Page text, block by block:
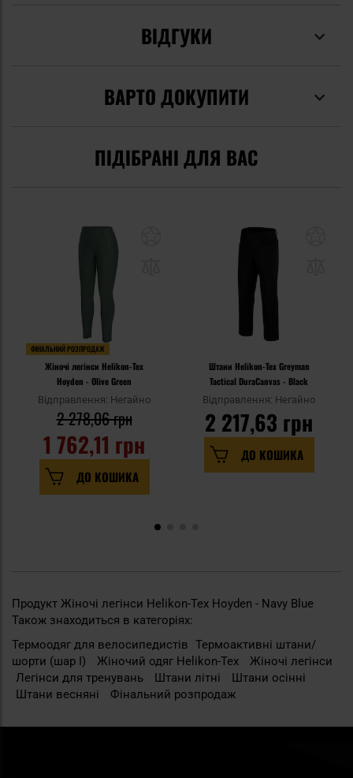
ВІДГУКИ
ВАРТО ДОКУПИТИ
ПІДІБРАНІ ДЛЯ ВАС
ФІНАЛЬНИЙ РОЗПРОДАЖ
Жіночі легінси Helikon-Tex
Hoyden - Olive Green
Відправлення: Негайно
1 762,11 грн
2 278,06 грн
ДО КОШИКА
Штани Helikon-Tex Greyman
Tactical DuraCanvas - Black
Відправлення: Негайно
2 217,63 грн
ДО КОШИКА
Продукт Жіночі легінси Helikon-Tex Hoyden - Navy Blue
Також знаходиться в категоріях:
Термоодяг для велосипедистів Термоактивні штани/
шорти (шар I)
Жіночий одяг Helikon-Tex
Жіночі легінси
Легінси для тренувань
Штани літні
Штани осінні
Штани весняні
Фінальний розпродаж